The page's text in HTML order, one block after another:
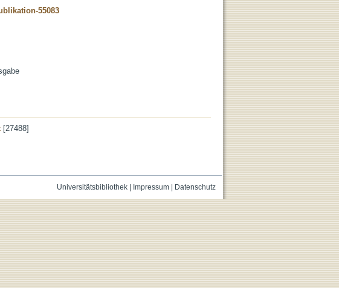
55083
[27488]
Universitätsbibliothek| Impressum| Datenschutz